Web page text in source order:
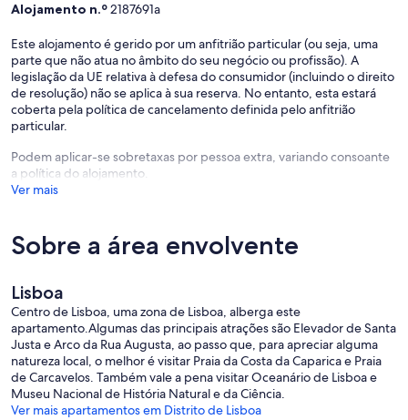
Alojamento n.º2187691a
Este alojamento é gerido por um anfitrião particular (ou seja, uma
parte que não atua no âmbito do seu negócio ou profissão). A
legislação da UE relativa à defesa do consumidor (incluindo o direito
de resolução) não se aplica à sua reserva. No entanto, esta estará
coberta pela política de cancelamento definida pelo anfitrião
particular.
Podem aplicar-se sobretaxas por pessoa extra, variando consoante
a política do alojamento.
Ver mais
Sobre a área envolvente
Lisboa
Centro de Lisboa, uma zona de Lisboa, alberga este
apartamento.Algumas das principais atrações são Elevador de Santa
Justa e Arco da Rua Augusta, ao passo que, para apreciar alguma
natureza local, o melhor é visitar Praia da Costa da Caparica e Praia
de Carcavelos. Também vale a pena visitar Oceanário de Lisboa e
Museu Nacional de História Natural e da Ciência.
Ver mais apartamentos em Distrito de Lisboa